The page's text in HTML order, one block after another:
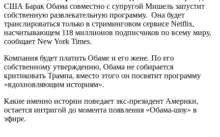
США Барак Обама совместно с супругой Мишель запустит
собственную развлекательную программу. Она будет
транслироваться только в стриминговом сервисе Netflix,
насчитывающем 118 миллионов подписчиков по всему миру,
сообщает New York Times.
Компания будет платить Обаме и его жене. По его
собственному утверждению, Обама не собирается
критиковать Трампа, вместо этого он посвятит программу
«вдохновляющим историям».
Какие именно истории поведает экс-президент Америки,
остается интригой до момента появления «Обама-шоу» в
эфире.